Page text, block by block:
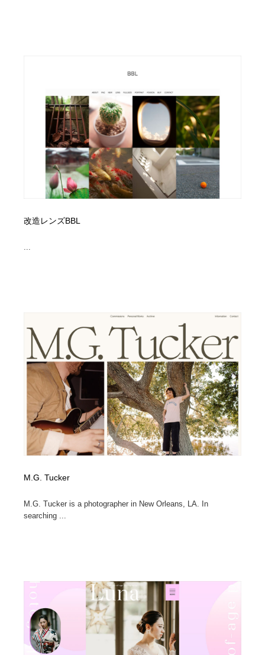
改造レンズBBL
M.G. Tucker
M.G. Tucker is a photographer in New Orleans, LA. In
searching ...